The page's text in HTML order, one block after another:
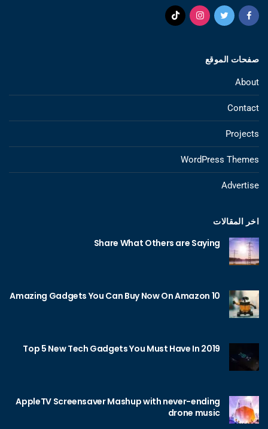
صفحات الموقع
About
Contact
Projects
WordPress Themes
Advertise
اخر المقالات
Share What Others are Saying
10 Amazing Gadgets You Can Buy Now On Amazon
Top 5 New Tech Gadgets You Must Have In 2019
AppleTV Screensaver Mashup with never-ending
drone music